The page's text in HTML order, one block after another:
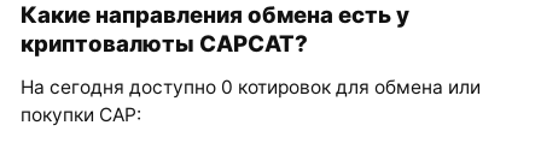
Какие направления обмена есть у
криптовалюты CAPCAT?
На сегодня доступно 0 котировок для обмена или
покупки CAP: